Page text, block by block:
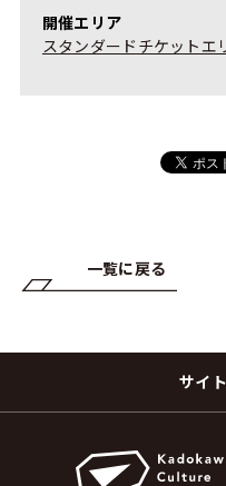
開催エリア
スタンダードチケットエ
一覧に戻る
サイ